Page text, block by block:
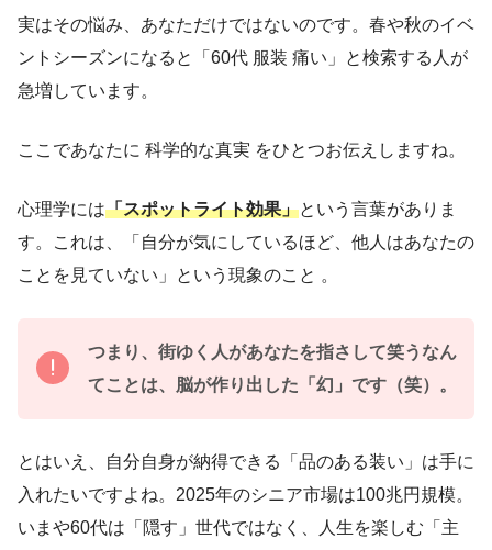
実はその悩み、あなただけではないのです。春や秋のイベ
ントシーズンになると「60代 服装 痛い」と検索する人が
急増しています。
ここであなたに 科学的な真実 をひとつお伝えしますね。
心理学には「スポットライト効果」という言葉がありま
す。これは、「自分が気にしているほど、他人はあなたの
ことを見ていない」という現象のこと 。
つまり、街ゆく人があなたを指さして笑うなん
てことは、脳が作り出した「幻」です（笑）。
とはいえ、自分自身が納得できる「品のある装い」は手に
入れたいですよね。2025年のシニア市場は100兆円規模。
いまや60代は「隠す」世代ではなく、人生を楽しむ「主